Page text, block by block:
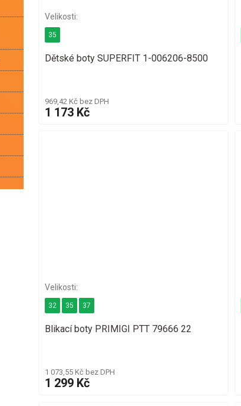
Dětské boty SUPERFIT 1-006206-8500
969,42 Kč bez DPH
1 173 Kč
35
Blikací boty PRIMIGI PTT 79666 22
1 073,55 Kč bez DPH
1 299 Kč
32 35 37